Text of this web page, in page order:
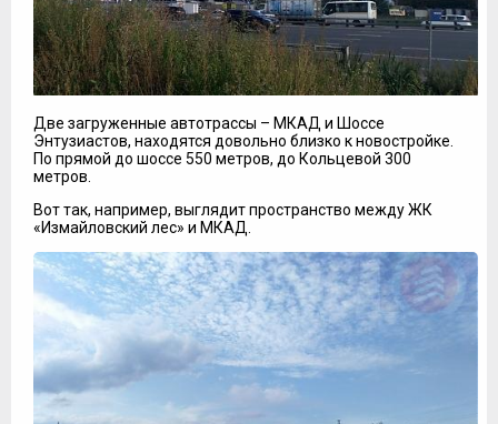
Две загруженные автотрассы – МКАД и Шоссе
Энтузиастов, находятся довольно близко к новостройке.
По прямой до шоссе 550 метров, до Кольцевой 300
метров.
Вот так, например, выглядит пространство между ЖК
«Измайловский лес» и МКАД.